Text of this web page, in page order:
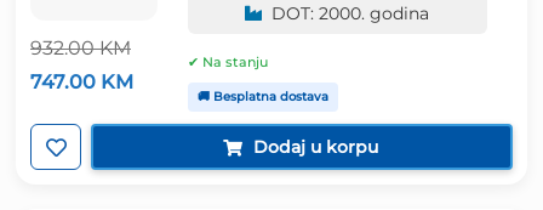
932.00KM
Izvorna
cijena
bila
je:
932.00 KM.
747.00 KM Trenutna
cijena
je:
747.00 KM.
DOT: 2000. godina
✔ Na stanju
🚚 Besplatna dostava
Dodaj u korpu